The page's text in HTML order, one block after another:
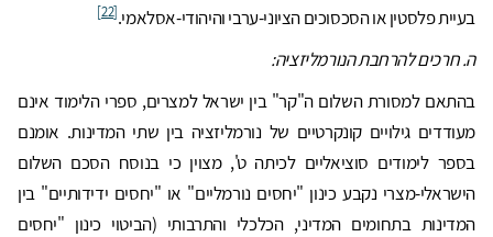
בעיית פלסטין או הסכסוכים הציוני-ערבי והיהודי-אסלאמי.[22]
ה. חרכים להרחבת הנורמליזציה:
בהתאם למסורת השלום ה"קר" בין ישראל למצרים, ספרי הלימוד אינם
מעודדים גילויים קונקרטיים של נורמליזציה בין שתי המדינות. אומנם
בספר לימודים סוציאליים לכיתה ט', מצוין כי בנוסח הסכם השלום
הישראלי-מצרי נקבע כינון "יחסים נורמליים" או "יחסים ידידותיים" בין
המדינות בתחומים המדיני, הכלכלי והתרבותי (הביטוי כינון "יחסים